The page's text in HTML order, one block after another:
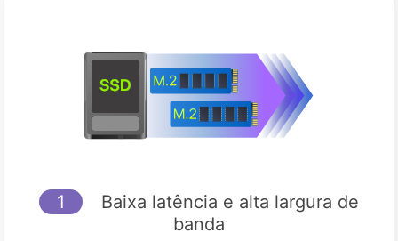
1
Baixa latência e alta largura de
banda